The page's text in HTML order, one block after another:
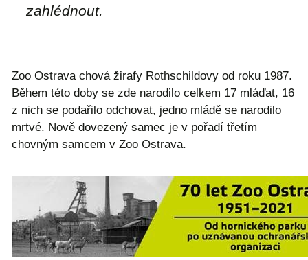
zahlédnout.
Zoo Ostrava chová žirafy Rothschildovy od roku 1987.
Během této doby se zde narodilo celkem 17 mláďat, 16
z nich se podařilo odchovat, jedno mládě se narodilo
mrtvé. Nově dovezený samec je v pořadí třetím
chovným samcem v Zoo Ostrava.